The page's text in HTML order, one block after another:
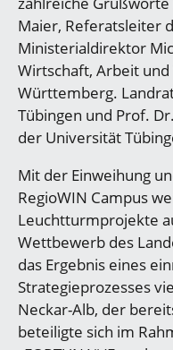
Maier, Referatsleiter
Ministerialdirektor
Wirtschaft, Arbeit
Württemberg.
Tübingen und Prof.
der Universität
Mit der Einweihung
RegioWIN Campus
Leuchtturmprojekte
Wettbewerb des
das Ergebnis eines
Strategieprozesses
Neckar-Alb, der
beteiligte sich im